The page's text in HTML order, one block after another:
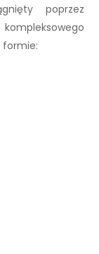
poprzez
formie: